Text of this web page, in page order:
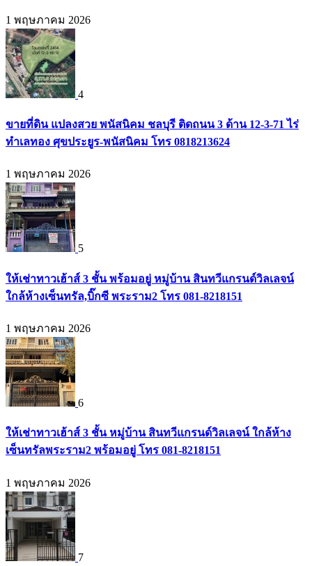
1 พฤษภาคม 2026
4
ขายที่ดิน แปลงสวย พนัสนิคม ชลบุรี ติดถนน 3 ด้าน 12-3-71 ไร่
ทำเลทอง ศุขประยูร-พนัสนิคม โทร 0818213624
1 พฤษภาคม 2026
5
ให้เช่าทาวเฮ้าส์ 3 ชั้น พร้อมอยู่ หมู่บ้าน สินทวีแกรนด์วิลเลจน์
ใกล้ห้างเซ็นทรัล,บิ๊กซี พระราม2 โทร 081-8218151
1 พฤษภาคม 2026
6
ให้เช่าทาวเฮ้าส์ 3 ชั้น หมู่บ้าน สินทวีแกรนด์วิลเลจน์ ใกล้ห้าง
เซ็นทรัลพระราม2 พร้อมอยู่ โทร 081-8218151
1 พฤษภาคม 2026
7